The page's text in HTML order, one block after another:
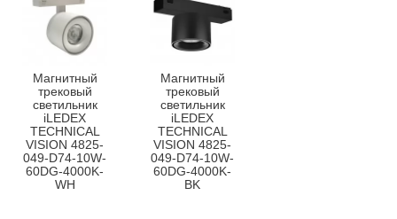
Магнитный
трековый
светильник
iLEDEX
TECHNICAL
VISION 4825-
049-D74-10W-
60DG-4000K-
WH
Магнитный
трековый
светильник
iLEDEX
TECHNICAL
VISION 4825-
049-D74-10W-
60DG-4000K-
BK